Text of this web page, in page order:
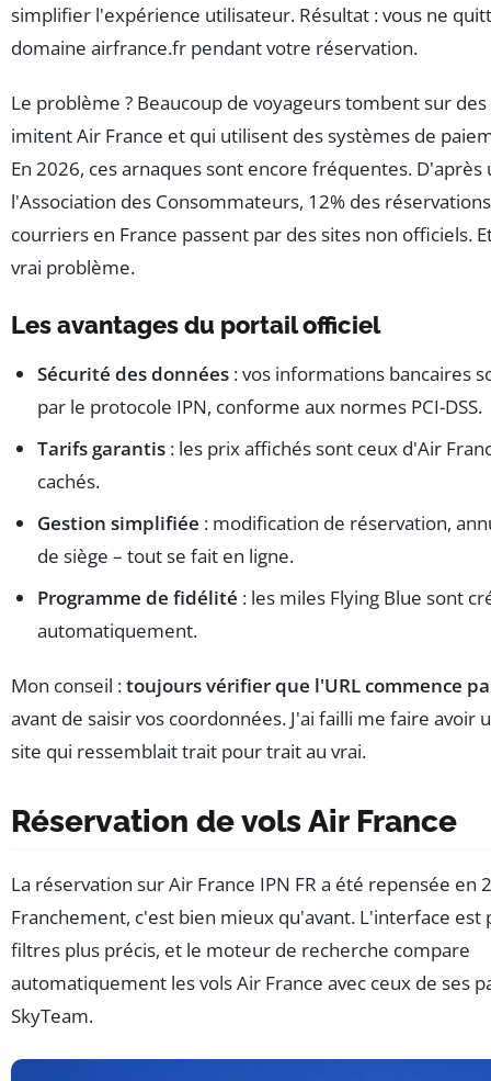
simplifier l'expérience utilisateur. Résultat : vous ne
domaine airfrance.fr pendant votre réservation.
Le problème ? Beaucoup de voyageurs tombent sur
imitent Air France et qui utilisent des systèmes de
En 2026, ces arnaques sont encore fréquentes. D'après
l'Association des Consommateurs, 12% des
courriers en France passent par des sites non officiels.
vrai problème.
Les avantages du portail officiel
Sécurité des données : vos informations bancaires
par le protocole IPN, conforme aux normes PCI-DSS.
Tarifs garantis : les prix affichés sont ceux d'Air
cachés.
Gestion simplifiée : modification de réservation,
de siège – tout se fait en ligne.
Programme de fidélité : les miles Flying Blue sont
automatiquement.
Mon conseil :toujours vérifier que l'URL commence
avant de saisir vos coordonnées. J'ai failli me faire avoir
site qui ressemblait trait pour trait au vrai.
Réservation de vols Air France
La réservation sur Air France IPN FR a été repensée en
Franchement, c'est bien mieux qu'avant. L'interface est
filtres plus précis, et le moteur de recherche compare
automatiquement les vols Air France avec ceux de ses
SkyTeam.